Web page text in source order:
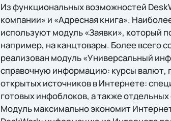
Из функциональных возможностей
компании» и «Адресная книга».
используют модуль «Заявки», который
например, на канцтовары. Более всего
реализован модуль «Универсальный
справочную информацию: курсы валют,
открытых источников в Интернете:
готовых инфоблоков, а также
Модуль максимально экономит